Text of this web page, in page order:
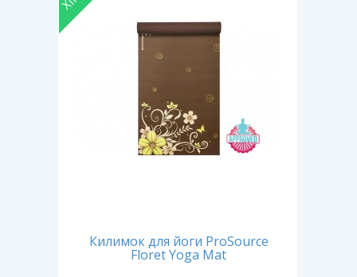
Килимок для йоги ProSource
Floret Yoga Mat